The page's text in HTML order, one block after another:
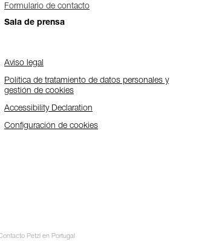
Formulario de contacto
Sala de prensa
Aviso legal
Política de tratamiento de datos personales y
gestión de cookies
Accessibility Declaration
Configuración de cookies
Petzl en Portugal